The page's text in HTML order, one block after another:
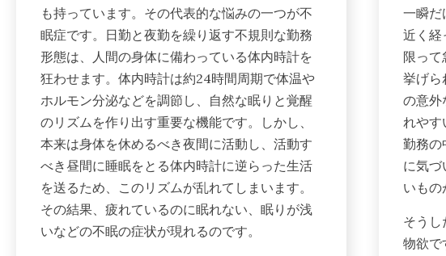
も持っています。その代表的な悩みの一つが不
眠症です。日勤と夜勤を繰り返す不規則な勤務
形態は、人間の身体に備わっている体内時計を
狂わせます。体内時計は約24時間周期で体温や
ホルモン分泌などを調節し、自然な眠りと覚醒
のリズムを作り出す重要な機能です。しかし、
本来は身体を休めるべき夜間に活動し、活動す
べき昼間に睡眠をとる体内時計に逆らった生活
を送るため、このリズムが乱れてしまいます。
その結果、疲れているのに眠れない、眠りが浅
いなどの不眠の症状が現れるのです。
一瞬だ
近く経
限っ
挙げら
の意外
れやす
勤務の
に気づ
いもの
そうし
物欲で